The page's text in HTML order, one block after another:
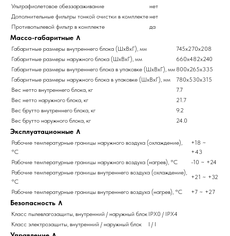
Ультрафиолетовое обеззараживание
нет
Дополнительные фильтры тонкой очистки в комплектенет
Противопылевой фильтр в комплекте
да
Массо-габаритные ∧
Габаритные размеры внутреннего блока (ШxВxГ), мм
745x270x208
Габаритные размеры наружного блока (ШxВxГ), мм
660x482x240
Габаритные размеры внутреннего блока в упаковке (ШxВxГ), мм800x265x335
Габаритные размеры наружного блока в упаковке (ШxВxГ), мм
780x530x315
Вес нетто внутреннего блока, кг
7.7
Вес нетто наружного блока, кг
21.7
Вес брутто внутреннего блока, кг
9.2
Вес брутто наружного блока, кг
24.0
Эксплуатационные ∧
Рабочие температурные границы наружного воздуха (охлаждение),
°C
+18 ~
+43
Рабочие температурные границы наружного воздуха (нагрев), °C
-10 ~ +24
Рабочие температурные границы внутреннего воздуха (охлаждение),
°C
+21 ~ +32
Рабочие температурные границы внутреннего воздуха (нагрев), °C +7 ~ +27
Безопасность ∧
Класс пылевлагозащиты, внутренний / наружный блок IPX0 / IPX4
Класс электрозащиты, внутренний / наружный блок
I / I